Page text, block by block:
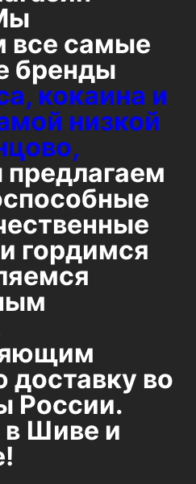
все самые
бренды
кокаина и
низкой
гордимся
доставку во
России.
в Шиве и